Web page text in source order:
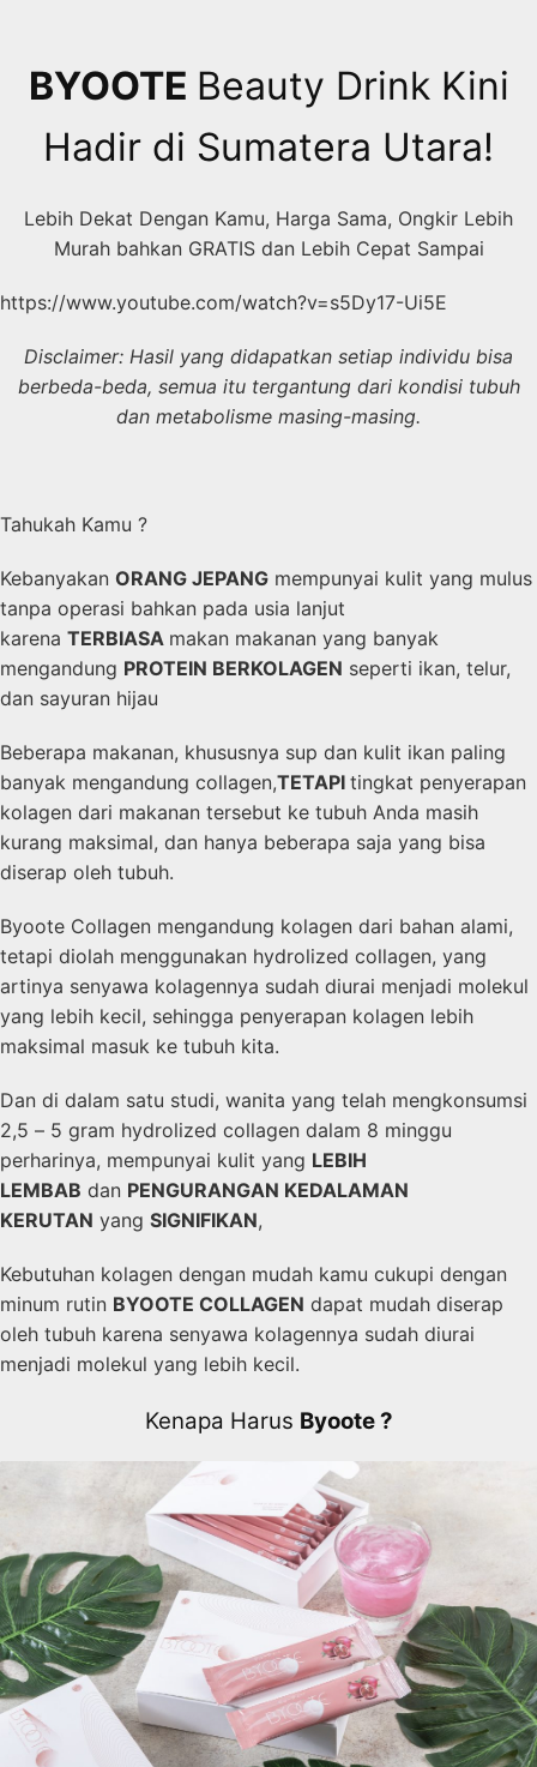
contentBYOOTE Beauty Drink Kini
Hadir di Sumatera Utara!
Lebih Dekat Dengan Kamu, Harga Sama, Ongkir Lebih
Murah bahkan GRATIS dan Lebih Cepat Sampai
https://www.youtube.com/watch?v=s5Dy17-Ui5E
Disclaimer: Hasil yang didapatkan setiap individu bisa
berbeda-beda, semua itu tergantung dari kondisi tubuh
dan metabolisme masing-masing.
Tahukah Kamu ?
Kebanyakan ORANG JEPANG mempunyai kulit yang mulus
tanpa operasi bahkan pada usia lanjut
karena TERBIASA makan makanan yang banyak
mengandung PROTEIN BERKOLAGEN seperti ikan, telur,
dan sayuran hijau
Beberapa makanan, khususnya sup dan kulit ikan paling
banyak mengandung collagen,TETAPI tingkat penyerapan
kolagen dari makanan tersebut ke tubuh Anda masih
kurang maksimal, dan hanya beberapa saja yang bisa
diserap oleh tubuh.
Byoote Collagen mengandung kolagen dari bahan alami,
tetapi diolah menggunakan hydrolized collagen, yang
artinya senyawa kolagennya sudah diurai menjadi molekul
yang lebih kecil, sehingga penyerapan kolagen lebih
maksimal masuk ke tubuh kita.
Dan di dalam satu studi, wanita yang telah mengkonsumsi
2,5 – 5 gram hydrolized collagen dalam 8 minggu
perharinya, mempunyai kulit yang LEBIH
LEMBAB dan PENGURANGAN KEDALAMAN
KERUTAN yang SIGNIFIKAN,
Kebutuhan kolagen dengan mudah kamu cukupi dengan
minum rutin BYOOTE COLLAGEN dapat mudah diserap
oleh tubuh karena senyawa kolagennya sudah diurai
menjadi molekul yang lebih kecil.
Kenapa Harus Byoote ?​